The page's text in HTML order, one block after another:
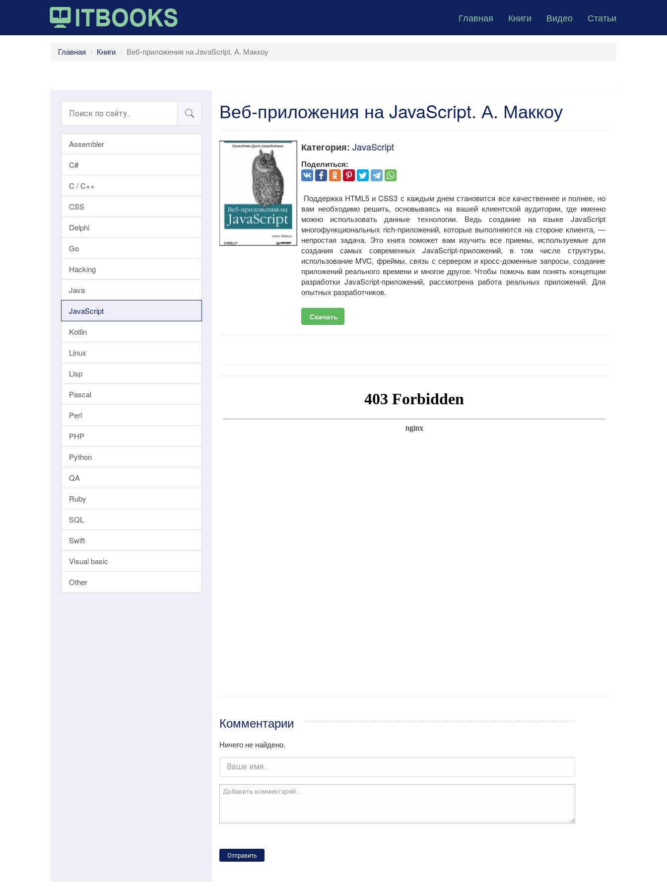
Главная Книги Видео Статьи
Главная Книги Веб-приложения на JavaScript. А. Маккоу
Assembler
C#
C / C++
CSS
Delphi
Go
Hacking
Java
JavaScript
Kotlin
Linux
Lisp
Pascal
Perl
PHP
Python
QA
Ruby
SQL
Swift
Visual basic
Other
Веб-приложения на JavaScript. А. Маккоу
Категория: JavaScript
Поделиться:
Поддержка HTML5 и CSS3 с каждым днем становится все качественнее и полнее, но
вам необходимо решить, основываясь на вашей клиентской аудитории, где именно
можно использовать данные технологии. Ведь создание на языке JavaScript
многофункциональных rich-приложений, которые выполняются на стороне клиента, —
непростая задача. Это книга поможет вам изучить все приемы, используемые для
создания самых современных JavaScript-приложений, в том числе структуры,
использование MVC, фреймы, связь с сервером и кросс-доменные запросы, создание
приложений реального времени и многое другое. Чтобы помочь вам понять концепции
разработки JavaScript-приложений, рассмотрена работа реальных приложений. Для
опытных разработчиков.
Скачать
Комментарии
Ничего не найдено.
Отправить